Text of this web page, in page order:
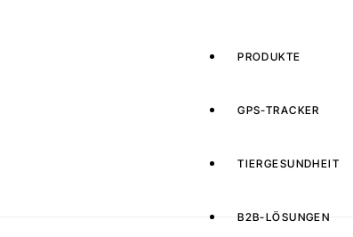
PRODUKTE
GPS-TRACKER
TIERGESUNDHEIT
B2B-LÖSUNGEN